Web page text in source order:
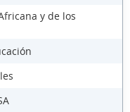
y de los